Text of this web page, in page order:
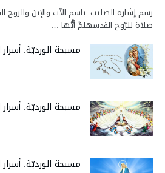
رسم إشارة الصليب: باسم الآب والإبن والروح
صلاة للرّوح القدسهلمَّ أيُّها …
مسبحة الورديّة: أسرار
مسبحة الورديّة: أسرار
مسبحة الورديّة: أسرار